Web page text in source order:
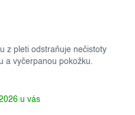
z pleti odstraňuje nečistoty
a vyčerpanou pokožku.